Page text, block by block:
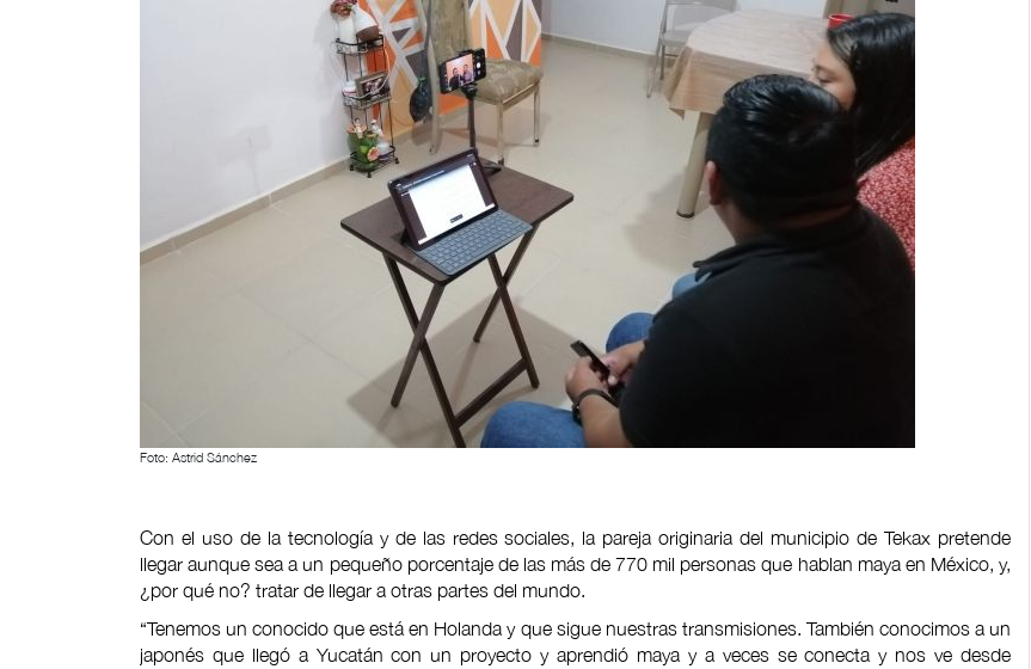
Foto: Astrid Sánchez
Con el uso de la tecnología y de las redes sociales, la pareja originaria del municipio de Tekax pretende
llegar aunque sea a un pequeño porcentaje de las más de 770 mil personas que hablan maya en México, y,
¿por qué no? tratar de llegar a otras partes del mundo.
“Tenemos un conocido que está en Holanda y que sigue nuestras transmisiones. También conocimos a un
japonés que llegó a Yucatán con un proyecto y aprendió maya y a veces se conecta y nos ve desde